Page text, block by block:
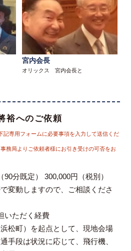
宮内会長
オリックス 宮内会長と
裕へのご依頼
記専用フォームに必要事項を入力して送信くだ
務局よりご依頼者様にお引き受けの可否をお
分既定） 300,000円（税別）
変動しますので、ご相談くださ
いただく経費
松町）を起点として、現地会場
手段は状況に応じて、飛行機、